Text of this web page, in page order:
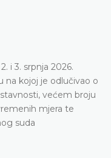
i 3. srpnja 2026.
na kojoj je odlučivao o
većem broju
mjera te
suda